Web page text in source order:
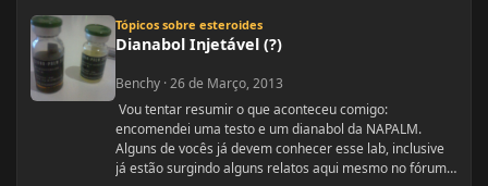
Dianabol Injetável (?)
Tópicos sobre esteroides
Dianabol Injetável (?)
Benchy ·26 de Março, 2013
Vou tentar resumir o que aconteceu comigo:
encomendei uma testo e um dianabol da NAPALM.
Alguns de vocês já devem conhecer esse lab, inclusive
já estão surgindo alguns relatos aqui mesmo no fórum.